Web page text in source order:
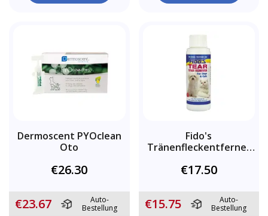
Dermoscent PYOclean
Oto
€26.30
€23.67
Auto-
Bestellung
Fido's
Tränenfleckentferner
€17.50
€15.75
Auto-
Bestellung